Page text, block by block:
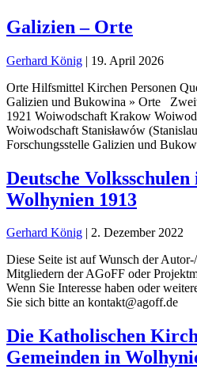
Galizien – Orte
Gerhard König | 19. April 2026
Orte Hilfsmittel Kirchen Personen
Galizien und Bukowina » Orte
1921 Woiwodschaft Krakow
Woiwodschaft Stanisławów
Forschungsstelle Galizien und
Deutsche
Wolhynien 1913
Gerhard König
2. Dezember 2022
Diese Seite ist auf Wunsch der
Mitgliedern der AGoFF oder
Wenn Sie Interesse haben oder
Sie sich bitte an kontakt@agoff.de
Die Katholischen
Gemeinden in